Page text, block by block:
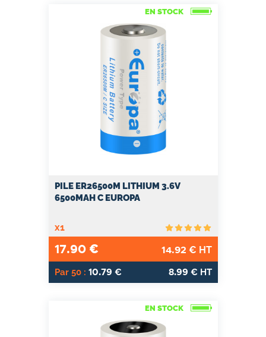
EN STOCK
PILE ER26500M LITHIUM 3.6V
6500MAH C EUROPA
x1
17.90€ 14.92 € HT
Par 50 : 10.79 € 8.99 € HT
EN STOCK